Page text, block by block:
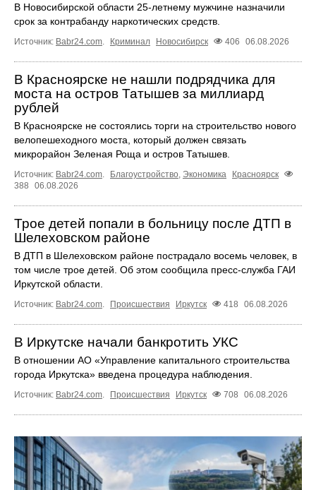
В Новосибирской области 25-летнему мужчине назначили
срок за контрабанду наркотических средств.
Источник: Babr24.com. Криминал Новосибирск 406 06.08.2026
В Красноярске не нашли подрядчика для
моста на остров Татышев за миллиард
рублей
В Красноярске не состоялись торги на строительство нового
велопешеходного моста, который должен связать
микрорайон Зеленая Роща и остров Татышев.
Источник: Babr24.com. Благоустройство, Экономика
Красноярск
388
06.08.2026
Трое детей попали в больницу после ДТП в
Шелеховском районе
В ДТП в Шелеховском районе пострадало восемь человек, в
том числе трое детей. Об этом сообщила пресс‑служба ГАИ
Иркутской области.
Источник: Babr24.com. Происшествия Иркутск 418 06.08.2026
В Иркутске начали банкротить УКС
В отношении АО «Управление капитального строительства
города Иркутска» введена процедура наблюдения.
Источник: Babr24.com. Происшествия Иркутск 708 06.08.2026